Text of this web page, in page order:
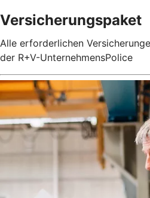
Versicherungspaket
Alle erforderlichen
der R+V-UnternehmensPolice